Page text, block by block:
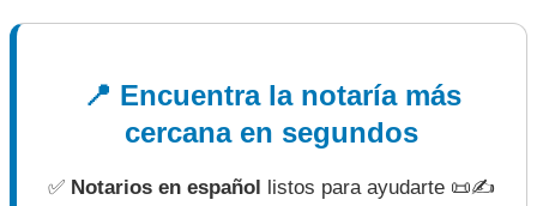
📍 Encuentra la notaría más
cercana en segundos
✅ Notarios en español listos para ayudarte 📜✍